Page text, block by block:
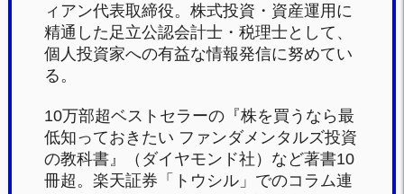
ィアン代表取締役。株式投資・資産運用に
精通した足立公認会計士・税理士として、
個人投資家への有益な情報発信に努めてい
る。
10万部超ベストセラーの『株を買うなら最
低知っておきたい ファンダメンタルズ投資
の教科書』（ダイヤモンド社）など著書10
冊超。楽天証券「トウシル」でのコラム連